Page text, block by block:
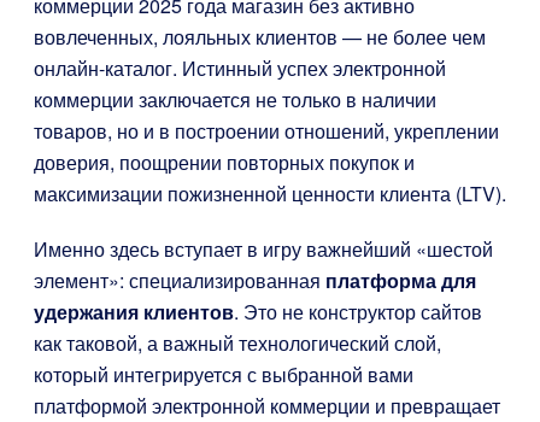
коммерции 2025 года магазин без активно
вовлеченных, лояльных клиентов — не более чем
онлайн-каталог. Истинный успех электронной
коммерции заключается не только в наличии
товаров, но и в построении отношений, укреплении
доверия, поощрении повторных покупок и
максимизации пожизненной ценности клиента (LTV).
Именно здесь вступает в игру важнейший «шестой
элемент»: специализированная платформа для
удержания клиентов. Это не конструктор сайтов
как таковой, а важный технологический слой,
который интегрируется с выбранной вами
платформой электронной коммерции и превращает